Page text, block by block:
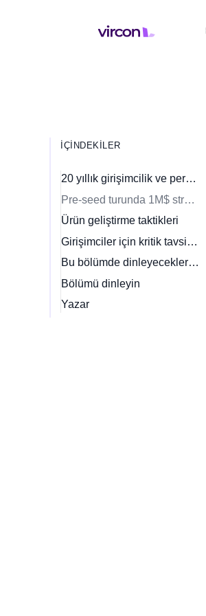
İÇINDEKILER
20 yıllık girişimcilik ve perakende teknolojileri
Pre-seed turunda 1M$ stratejisi
Ürün geliştirme taktikleri
Girişimciler için kritik tavsiyeler
Bu bölümde dinleyeceklerinizden bir bakış
Bölümü dinleyin
Yazar